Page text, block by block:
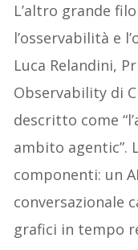
L’altro grande
l’osservabilità e
Luca Relandini,
Observability di
descritto come
ambito agentic”.
componenti: un
conversazionale
grafici in tempo